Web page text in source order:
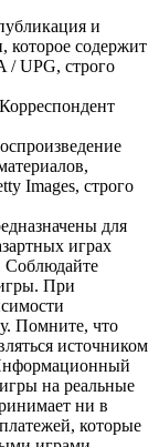
и
которое содержит
/ UPG, строго
Images, строго
для
играх
Соблюдайте
При
Помните, что
источником
на реальные
ни в
которые